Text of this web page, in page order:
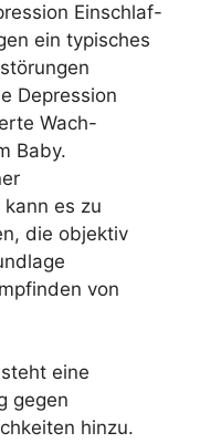
Einschlaf-
ein typisches
Depression
Wach-
Baby.
es zu
die objektiv
von
eine
gegen
hinzu.